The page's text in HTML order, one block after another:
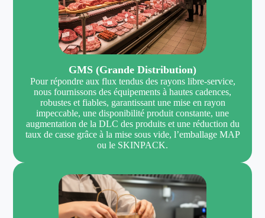
GMS (Grande Distribution)
Pour répondre aux flux tendus des rayons libre-service,
nous fournissons des équipements à hautes cadences,
robustes et fiables, garantissant une mise en rayon
impeccable, une disponibilité produit constante, une
augmentation de la DLC des produits et une réduction du
taux de casse grâce à la mise sous vide, l’emballage MAP
ou le SKINPACK.